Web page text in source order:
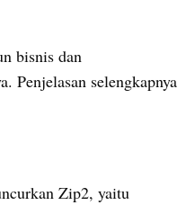
bisnis dan
Penjelasan selengkapnya
Zip2, yaitu